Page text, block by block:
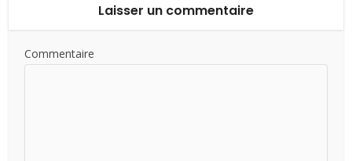
Laisser un commentaire
Commentaire